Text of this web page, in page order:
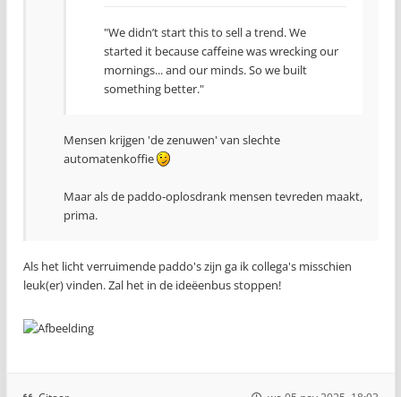
"We didn’t start this to sell a trend. We
started it because caffeine was wrecking our
mornings... and our minds. So we built
something better."
Mensen krijgen 'de zenuwen' van slechte
automatenkoffie
Maar als de paddo-oplosdrank mensen tevreden maakt,
prima.
Als het licht verruimende paddo's zijn ga ik collega's misschien
leuk(er) vinden. Zal het in de ideëenbus stoppen!